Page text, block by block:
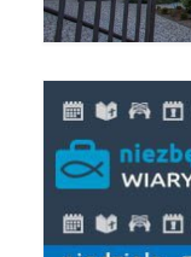
Kancelaria
Kontakt
POMOC